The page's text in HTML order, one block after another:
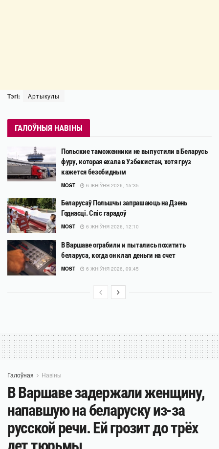
Тэгі: Артыкулы
ГАЛОЎНЫЯ НАВІНЫ
Польские таможенники не выпустили в Беларусь
фуру, которая ехала в Узбекистан, хотя груз
кажется безобидным
MOST 6 ЖНІЎНЯ 2026, 15:35
Беларусаў Польшчы запрашаюць на Дзень
Годнасці. Спіс гарадоў
MOST 6 ЖНІЎНЯ 2026, 12:10
В Варшаве ограбили и пытались похитить
беларуса, когда он клал деньги на счет
MOST 6 ЖНІЎНЯ 2026, 09:45
Галоўная Навіны
В Варшаве задержали женщину,
напавшую на беларуску из-за
русской речи. Ей грозит до трёх